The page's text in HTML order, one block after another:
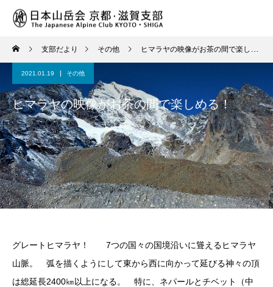
支部だより その他 ヒマラヤの映像がお茶の間で楽しめる！
2021.01.19 その他
ヒマラヤの映像がお茶の間で楽しめる！
グレートヒマラヤ！ 7つの国々の国境沿いに聳えるヒマラヤ
山脈。 弧を描くようにして東から西に向かって延びる神々の頂
は総延長2400㎞以上になる。 特に、ネパールとチベット（中